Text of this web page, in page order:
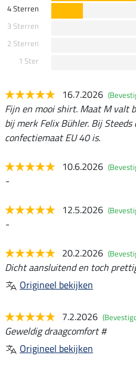
4 Sterren
3 Sterren
2 Sterren
1 Ster
16.7.2026
Fijn en mooi shirt. Maat M valt
bij merk Felix Bühler. Bij
confectiemaat EU 40 is.
10.6.2026
-
12.5.2026
-
20.2.2026
Dicht aansluitend en toch
Origineel bekijken
7.2.2026
Geweldig draagcomfort #
Origineel bekijken